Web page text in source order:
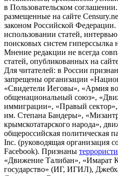
в Пользовательском
размещенные на сайте
законом Российской
использовании статей,
поисковых систем гиперссылка
Мнение редакции не всегда
статей, опубликованных на
Для читателей: в России
запрещены организации
«Свидетели Иеговы», «Армия
общенациональный союз»,
иммиграции», «Правый
им. Степана Бандеры»,
крымскотатарского народа»,
общероссийская политическая
Inc. (руководящая организация
Facebook). Признаны
«Движение Талибан», «Имарат
государство» (ИГ, ИГИЛ),